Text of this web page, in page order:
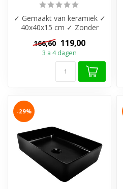
✓ Gemaakt van keramiek ✓
40x40x15 cm ✓ Zonder
166,60 119,00
3 a 4 dagen
-29%